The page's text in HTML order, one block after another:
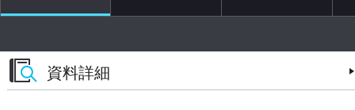
資料詳細